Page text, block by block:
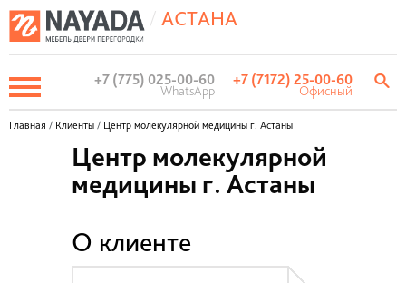
/ АСТАНА
+7 (775) 025-00-60
WhatsApp
+7 (7172) 25-00-60
Офисный
Главная / Клиенты / Центр молекулярной медицины г. Астаны
Центр молекулярной
медицины г. Астаны
О клиенте